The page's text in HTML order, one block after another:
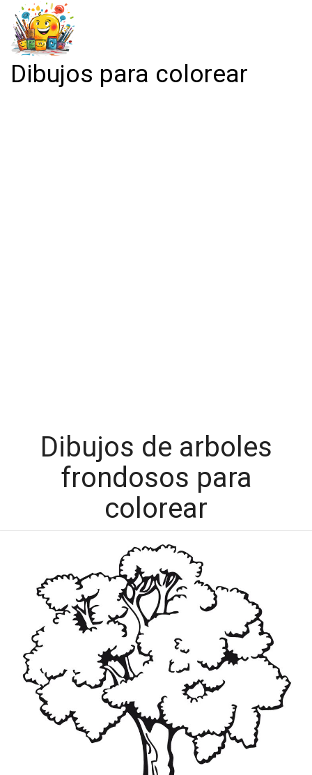
Dibujos para colorear
Dibujos de arboles
frondosos para
colorear